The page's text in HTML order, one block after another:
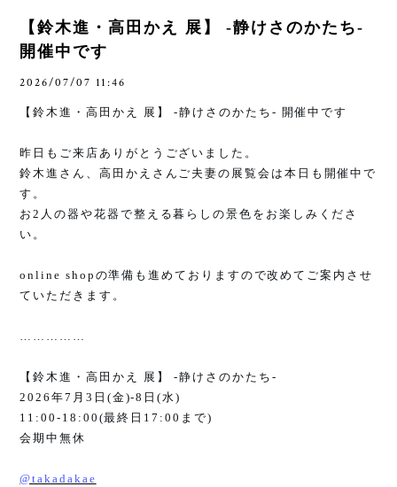
【鈴木進・高田かえ 展】 -静けさのかたち-
開催中です
2026/07/07 11:46
【鈴木進・高田かえ 展】 -静けさのかたち - 開催中です
昨日もご来店ありがとうございました。
鈴木進さん、高田かえさんご夫妻の展覧会は本日も開催中で
す。
お2 人の器や花器で整える暮らしの景色をお楽しみくださ
い。
online shop の準備も進めておりますので改めてご案内させ
ていただきます。
……………
【鈴木進・高田かえ 展】 -静けさのかたち -
2026年7 月 3 日 (金)-8 日(水)
11:00-18:00(最終日 17:00 まで)
会期中無休
@takadakae